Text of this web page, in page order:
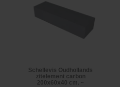
Schellevis Oudhollands
zitelement carbon
200x60x40 cm. ~